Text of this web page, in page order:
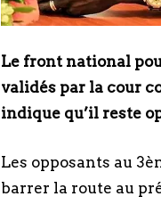
Le front national
validés par la cour
indique qu’il reste
Les opposants au
barrer la route au